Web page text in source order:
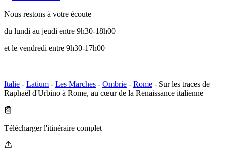
Nous restons à votre écoute
du lundi au jeudi entre 9h30-18h00
et le vendredi entre 9h30-17h00
Italie - Latium - Les Marches - Ombrie - Rome - Sur les traces de
Raphaël d'Urbino à Rome, au cœur de la Renaissance italienne
Télécharger l'itinéraire complet